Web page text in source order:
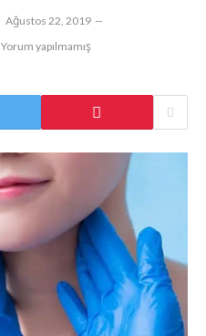
Ağustos 22, 2019
Yorum yapılmamış